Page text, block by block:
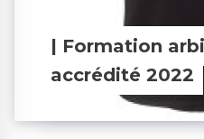
| Formation
accrédité 2022